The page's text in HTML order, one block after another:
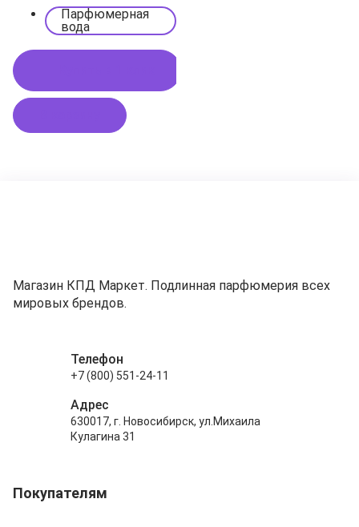
Парфюмерная
вода
Магазин КПД Маркет. Подлинная парфюмерия всех
мировых брендов.
Покупателям
Телефон
+7 (800) 551-24-11
Адрес
630017, г. Новосибирск, ул.Михаила
Кулагина 31